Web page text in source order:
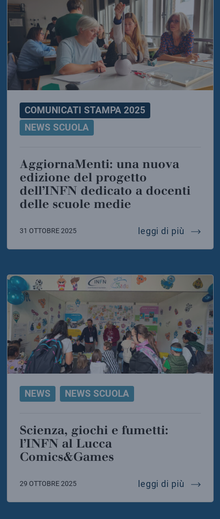
COMUNICATI STAMPA 2025
NEWS SCUOLA
AggiornaMenti: una nuova
edizione del progetto
dell’INFN dedicato a docenti
delle scuole medie
31 OTTOBRE 2025 leggi di più
NEWS NEWS SCUOLA
Scienza, giochi e fumetti:
l’INFN al Lucca
Comics&Games
29 OTTOBRE 2025 leggi di più